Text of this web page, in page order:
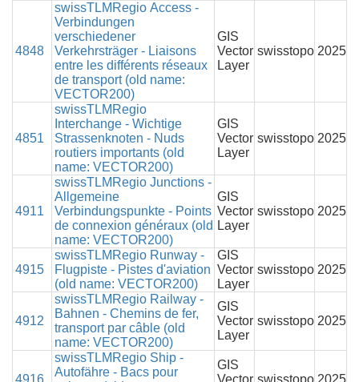
4848
swissTLMRegio Access -
Verbindungen
verschiedener
Verkehrsträger - Liaisons
entre les différents réseaux
de transport (old name:
VECTOR200)
GIS
Vector
Layer
swisstopo 2025
4851
swissTLMRegio
Interchange - Wichtige
Strassenknoten - Nuds
routiers importants (old
name: VECTOR200)
GIS
Vector
Layer
swisstopo 2025
4911
swissTLMRegio Junctions -
Allgemeine
Verbindungspunkte - Points
de connexion généraux (old
name: VECTOR200)
GIS
Vector
Layer
swisstopo 2025
4915
swissTLMRegio Runway -
Flugpiste - Pistes d'aviation
(old name: VECTOR200)
GIS
Vector
Layer
swisstopo 2025
4912
swissTLMRegio Railway -
Bahnen - Chemins de fer,
transport par câble (old
name: VECTOR200)
GIS
Vector
Layer
swisstopo 2025
4916
swissTLMRegio Ship -
Autofähre - Bacs pour
GIS
Vector swisstopo 2025